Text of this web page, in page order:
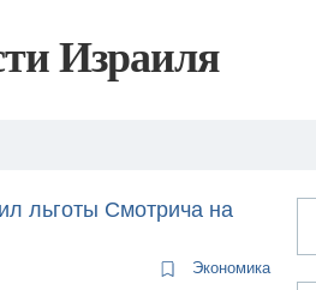
Израиля
льготы Смотрича на
Экономика